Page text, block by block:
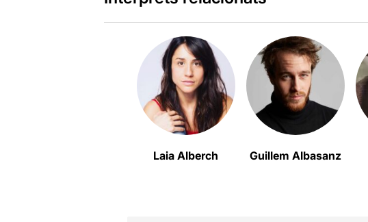
Laia Alberch Guillem Albasanz